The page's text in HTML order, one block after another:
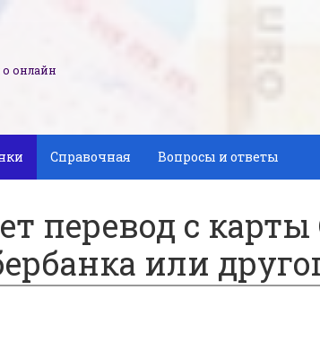
онлайн
Справочная Вопросы и ответы
перевод с
или